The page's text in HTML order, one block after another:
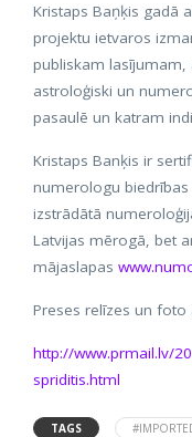
Kristaps Baņķis gadā
projektu ietvaros
publiskam lasījumam,
astroloģiski un
pasaulē un katram
Kristaps Banķis ir
numerologu biedrības
izstrādātā
Latvijas mērogā, bet
mājaslapas
Preses relīzes un foto
http://www.prmail.lv/
spriditis.html
TAGS